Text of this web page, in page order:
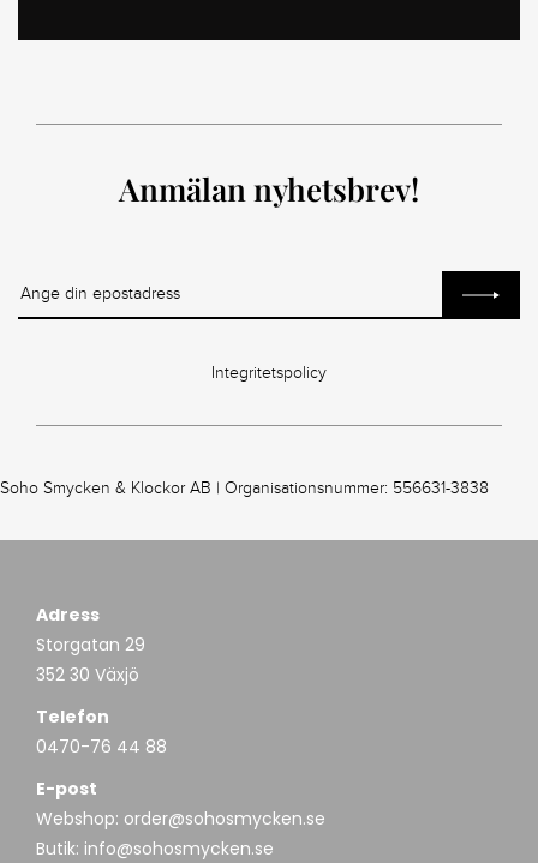
Anmälan nyhetsbrev!
Integritetspolicy
Soho Smycken & Klockor AB | Organisationsnummer: 556631-3838
Adress
Storgatan 29
352 30 Växjö
Telefon
0470-76 44 88
E-post
Webshop: order@sohosmycken.se
Butik: info@sohosmycken.se